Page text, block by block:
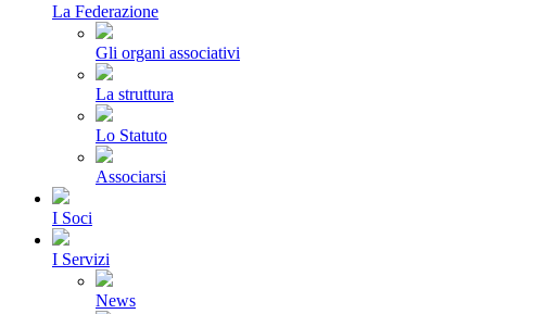
La Federazione
Gli organi associativi
La struttura
Lo Statuto
Associarsi
I Soci
I Servizi
News